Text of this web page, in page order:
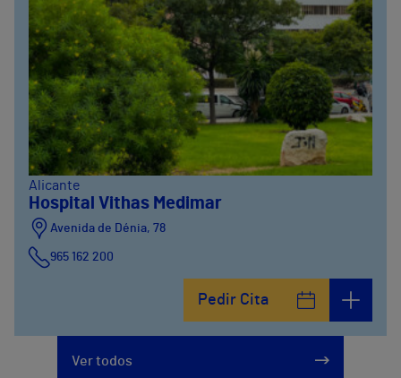
Alicante
Hospital Vithas Medimar
Avenida de Dénia, 78
965 162 200
Pedir Cita
Ver todos